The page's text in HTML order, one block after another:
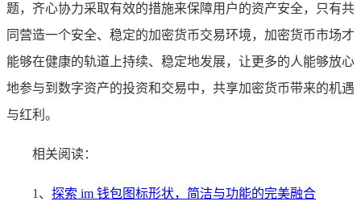
题，齐心协力采取有效的措施来保障用户的资产安全，只有共
同营造一个安全、稳定的加密货币交易环境，加密货币市场才
能够在健康的轨道上持续、稳定地发展，让更多的人能够放心
地参与到数字资产的投资和交易中，共享加密货币带来的机遇
与红利。
相关阅读：
1、 探索 im 钱包图标形状，简洁与功能的完美融合